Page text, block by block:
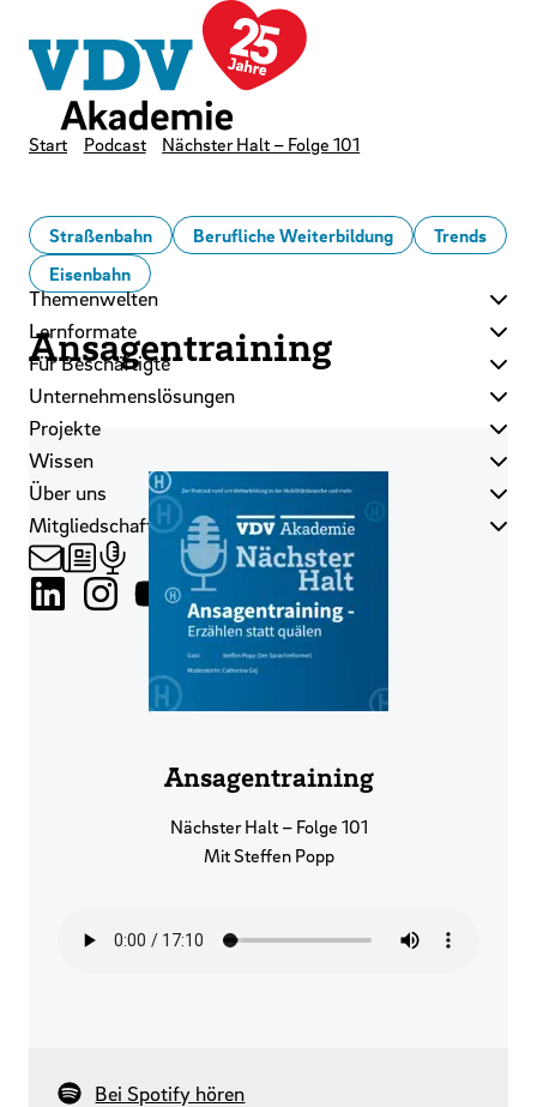
Zum Hauptinhalt der Seite springen
Zur Startseite navigieren
Themenwelten
Lernformate
Für Beschäftigte
Unternehmenslösungen
Projekte
Wissen
Über uns
Mitgliedschaft
Start Podcast Nächster Halt – Folge 101
Straßenbahn Berufliche Weiterbildung
Trends
Eisenbahn
Ansagentraining
Ansagentraining
Nächster Halt – Folge 101
Mit Steffen Popp
Bei Spotify hören